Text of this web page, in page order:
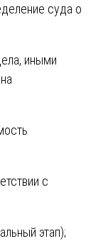
суда о
иными
с
этап);